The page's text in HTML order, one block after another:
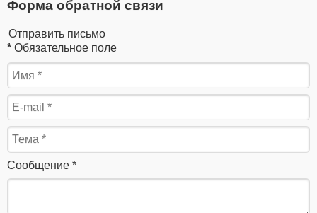
Форма обратной связи
Отправить письмо
* Обязательное поле
Сообщение *